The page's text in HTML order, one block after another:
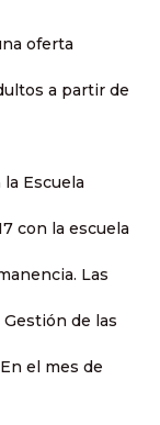
oferta
a partir de
Escuela
con la escuela
Las
de las
el mes de